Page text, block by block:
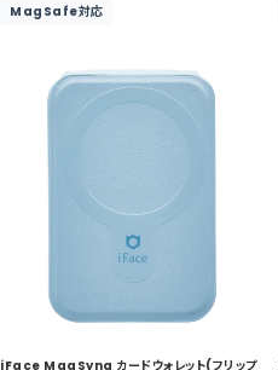
価MagSafe対応
iFace MagSynq カードウォレット(フリップ